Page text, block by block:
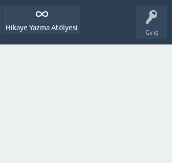
Giriş
Hikaye Yazma Atölyesi